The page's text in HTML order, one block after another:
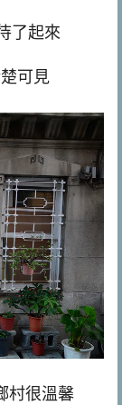
了起來
可見
村很溫馨